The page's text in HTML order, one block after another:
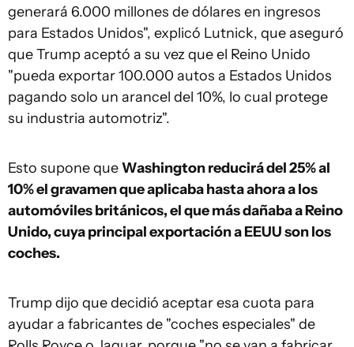
generará 6.000 millones de dólares en ingresos
para Estados Unidos", explicó Lutnick, que aseguró
que Trump aceptó a su vez que el Reino Unido
"pueda exportar 100.000 autos a Estados Unidos
pagando solo un arancel del 10%, lo cual protege
su industria automotriz".
Esto supone queWashington reducirá del 25% al
10% el gravamen que aplicaba hasta ahora a los
automóviles británicos, el que más dañaba a Reino
Unido, cuya principal exportación a EEUU son los
coches.
Trump dijo que decidió aceptar esa cuota para
ayudar a fabricantes de "coches especiales" de